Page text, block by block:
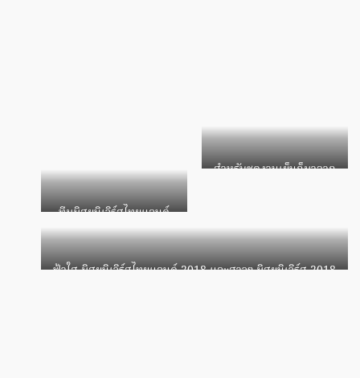
สำหรับชุดงานเย็นก็มาจาก
ทีมมิสยูนิเวิร์สไทยแลนด์
2018
ฟ้าใส มิสยูนิเวิร์สไทยแลนด์ 2018 และสาวๆ มิสยูนิเวิร์ส 2018